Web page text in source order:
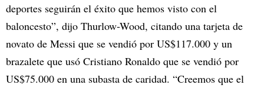
deportes seguirán el éxito que hemos visto con el
baloncesto”, dijo Thurlow-Wood, citando una tarjeta de
novato de Messi que se vendió por US$117.000 y un
brazalete que usó Cristiano Ronaldo que se vendió por
US$75.000 en una subasta de caridad. “Creemos que el